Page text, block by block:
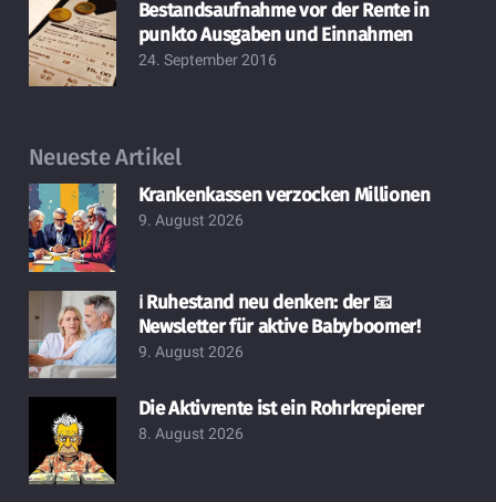
Bestandsaufnahme vor der Rente in
punkto Ausgaben und Einnahmen
24. September 2016
Neueste Artikel
Krankenkassen verzocken Millionen
9. August 2026
ℹ️ Ruhestand neu denken: der 📧
Newsletter für aktive Babyboomer!
9. August 2026
Die Aktivrente ist ein Rohrkrepierer
8. August 2026